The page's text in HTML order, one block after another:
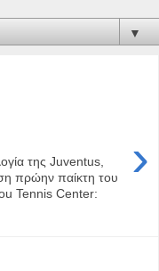
▼
›
της Juventus,
πρώην παίκτη του
Tennis Center: